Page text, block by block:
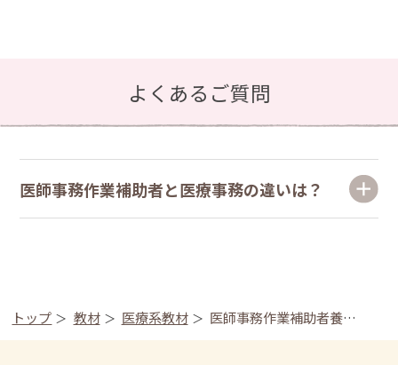
トップ 教材 医療系教材 医師事務作業補助者養成講座
よくあるご質問
医師事務作業補助者と医療事務の違いは？